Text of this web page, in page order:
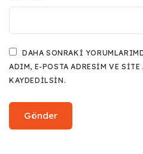
DAHA SONRAKI
ADIM, E-POSTA ADRESIM VE
KAYDEDILSIN.